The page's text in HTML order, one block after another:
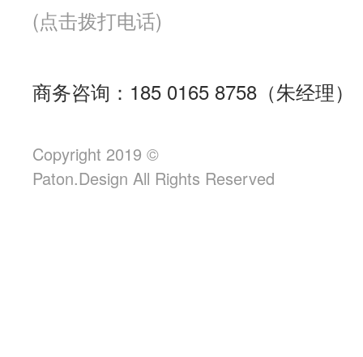
(点击拨打电话)
商务咨询：185 0165 8758（朱经理）
Copyright 2019 ©
Paton.Design All Rights Reserved